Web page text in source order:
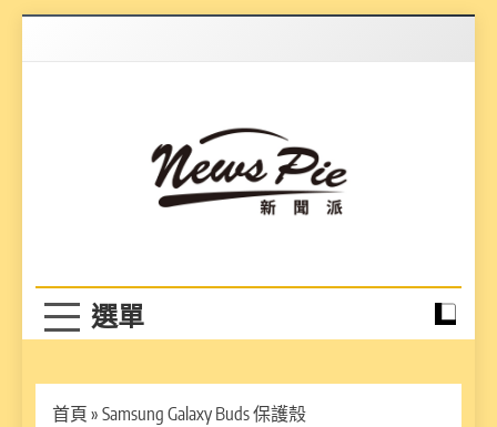
首頁 » Samsung Galaxy Buds 保護殼